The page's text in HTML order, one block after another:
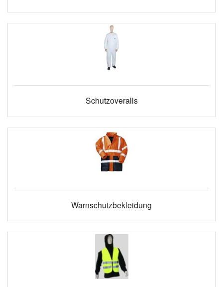
Schutzoveralls
Warnschutzbekleidung